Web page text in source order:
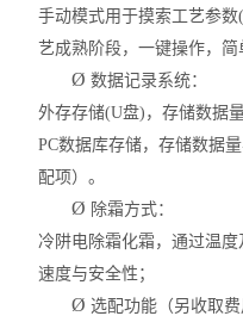
手动模式用于摸索工艺参数(
艺成熟阶段，一键操作，简
Ø数据记录系统：
外存存储(U盘) ，存储数据
PC数据库存储，存储数据
配项）。
Ø 除霜方式：
冷阱电除霜化霜，通过温
速度与安全性；
Ø选配功能（另收取费